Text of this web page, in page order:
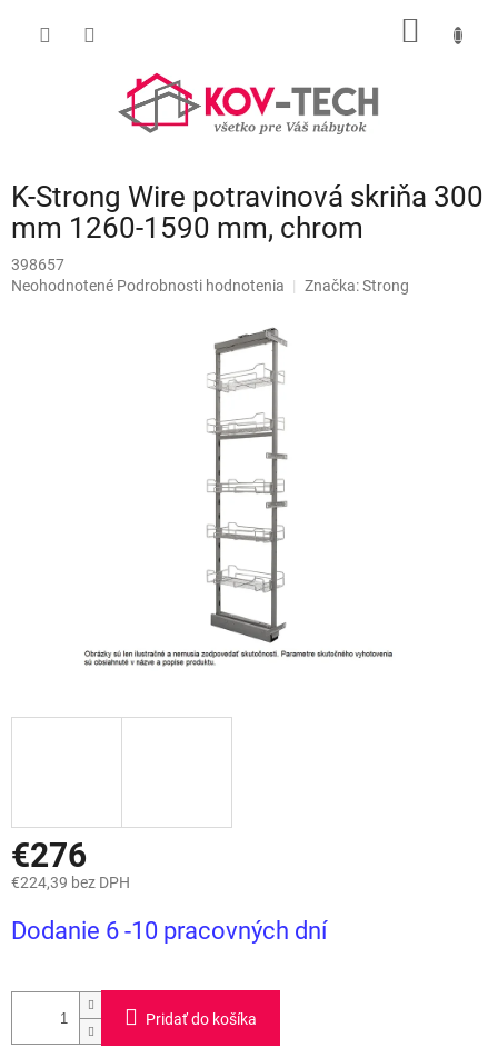
K-Strong Wire potravinová skriňa 300
mm 1260-1590 mm, chrom
398657
Priemerné
Neohodnotené Podrobnosti hodnotenia Značka:Strong
€276
€224,39 bez DPH
cena:
Dodanie 6 -10 pracovných dní
Pridať do košíka